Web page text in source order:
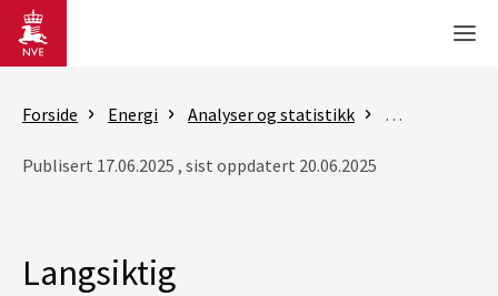
Gå til hovedinnhold
Forside Energi Analyser og statistikk Langsiktig
Publisert 17.06.2025 , sist oppdatert 20.06.2025
Langsiktig